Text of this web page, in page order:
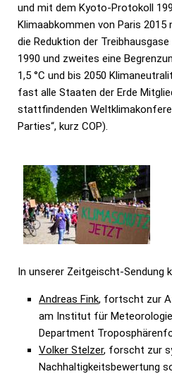
und mit dem Kyoto-Protokoll
Klimaabkommen von Paris
die Reduktion der
1990 und zweites eine
1,5 °C und bis 2050
fast alle Staaten der Erde
stattfindenden
Parties“, kurz COP).
In unserer Zeitgeischt-Sendung
Andreas Fink, fortscht zur
am Institut für
Department
Volker Stelzer, forscht zur
Nachhaltigkeitsbewertung